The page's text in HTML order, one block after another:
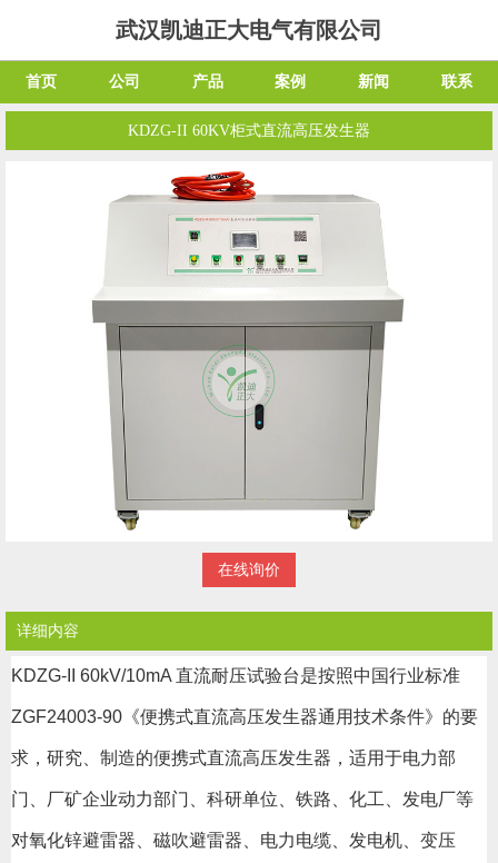
武汉凯迪正大电气有限公司
首页 公司 产品 案例 新闻 联系
KDZG-II 60KV柜式直流高压发生器
在线询价
详细内容
KDZG-II 60kV/10mA 直流耐压试验台是按照中国行业标准
ZGF24003-90《便携式直流高压发生器通用技术条件》的要
求，研究、制造的便携式直流高压发生器，适用于电力部
门、厂矿企业动力部门、科研单位、铁路、化工、发电厂等
对氧化锌避雷器、磁吹避雷器、电力电缆、发电机、变压